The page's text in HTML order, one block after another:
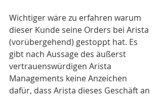
Wichtiger wäre zu erfahren warum
dieser Kunde seine Orders bei Arista
(vorübergehend) gestoppt hat. Es
gibt nach Aussage des äußerst
vertrauenswürdigen Arista
Managements keine Anzeichen
dafür, dass Arista dieses Geschäft an